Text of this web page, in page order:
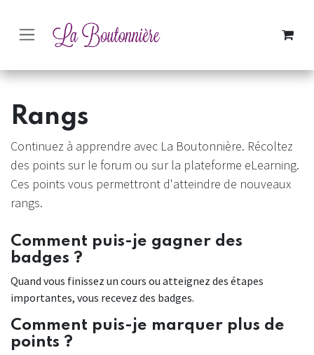
Rangs
Continuez à apprendre avec La Boutonnière. Récoltez
des points sur le forum ou sur la plateforme eLearning.
Ces points vous permettront d'atteindre de nouveaux
rangs.
Comment puis-je gagner des
badges ?
Quand vous finissez un cours ou atteignez des étapes
importantes, vous recevez des badges.
Comment puis-je marquer plus de
points ?